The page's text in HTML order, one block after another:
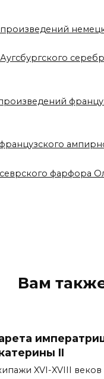
фарфора
Вам
II
XVI-XVIII веков